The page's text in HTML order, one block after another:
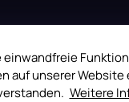
auf unserer Website
Weitere